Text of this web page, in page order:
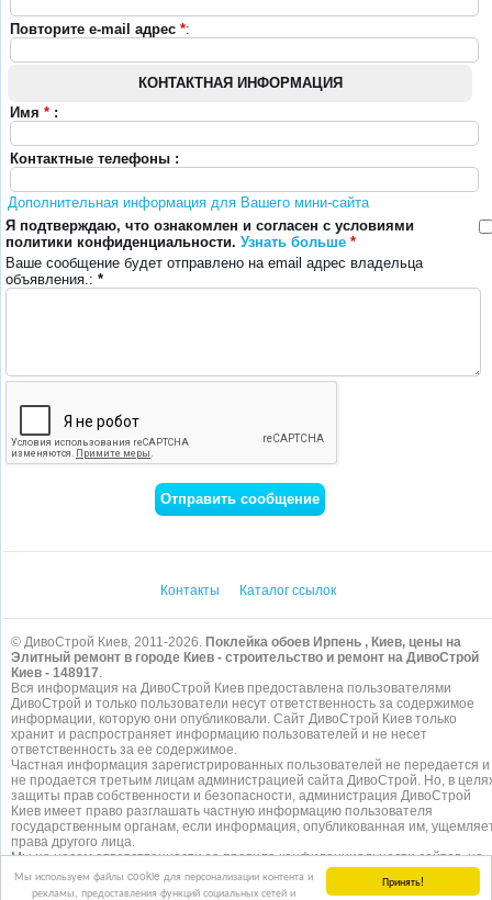
Принять!
Мы используем файлы cookie для персонализации контента и
рекламы, предоставления функций социальных сетей и
Повторите e-mail адрес *:
КОНТАКТНАЯ ИНФОРМАЦИЯ
Имя * :
Контактные телефоны :
Дополнительная информация для Вашего мини-сайта
Я подтверждаю, что ознакомлен и согласен с условиями
политики конфиденциальности. Узнать больше *
Ваше сообщение будет отправлено на email адрес владельца
объявления.: *
Контакты Каталог ссылок
© ДивоСтрой Киев, 2011-2026. Поклейка обоев Ирпень , Киев, цены на
Элитный ремонт в городе Киев - строительство и ремонт на ДивоСтрой
Киев - 148917.
Вся информация на ДивоСтрой Киев предоставлена пользователями
ДивоСтрой и только пользователи несут ответственность за содержимое
информации, которую они опубликовали. Сайт ДивоСтрой Киев только
хранит и распространяет информацию пользователей и не несет
ответственность за ее содержимое.
Частная информация зарегистрированных пользователей не передается и
не продается третьим лицам администрацией сайта ДивоСтрой. Но, в
защиты прав собственности и безопасности, администрация ДивоСтрой
Киев имеет право разглашать частную информацию пользователя
государственным органам, если информация, опубликованная им,
права другого лица.
Мы не несем ответственности за правила конфиденциальности сайтов, на
которые ссылается ДивоСтрой. На некоторых страницах нашего
представлена реклама Google Adsense Advertising Network. Чтобы узнать